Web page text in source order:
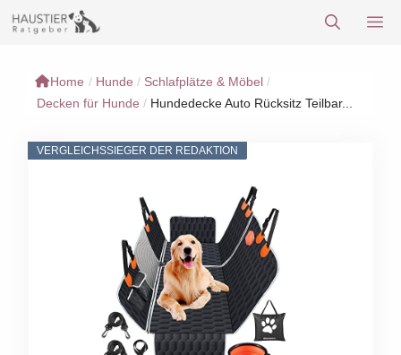
Inhalt
Home / Hunde / Schlafplätze & Möbel /
Decken für Hunde / Hundedecke Auto Rücksitz Teilbar...
VERGLEICHSSIEGER DER REDAKTION